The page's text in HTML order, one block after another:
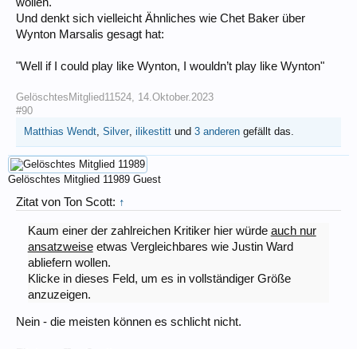
Und denkt sich vielleicht Ähnliches wie Chet Baker über
Wynton Marsalis gesagt hat:
"Well if I could play like Wynton, I wouldn’t play like Wynton"
GelöschtesMitglied11524 14.Oktober.2023
#90
Matthias Wendt Silver ilikestitt und 3 anderen gefällt das.
Gelöschtes Mitglied 11989 Guest
Zitat von Ton Scott: ↑
Kaum einer der zahlreichen Kritiker hier würde auch nur
ansatzweiseetwas Vergleichbares wie Justin Ward
abliefern wollen.
Klicke in dieses Feld, um es in vollständiger Größe
anzuzeigen.
Nein - die meisten können es schlicht nicht.